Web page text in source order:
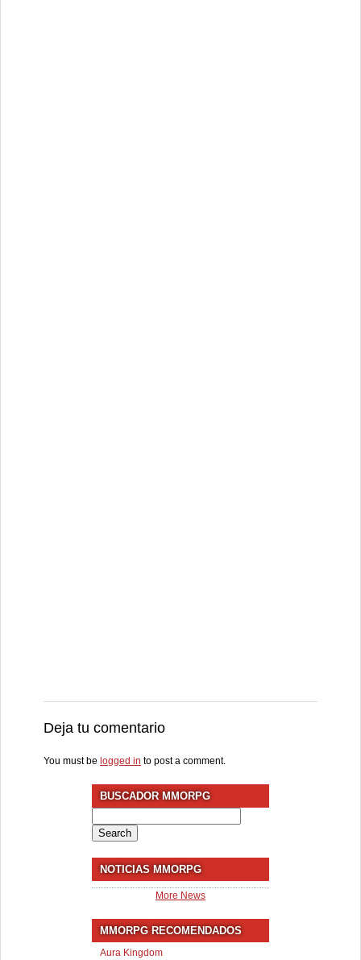
Deja tu comentario
You must be logged in to post a comment.
BUSCADOR MMORPG
for:
NOTICIAS MMORPG
More News
MMORPG RECOMENDADOS
Aura Kingdom